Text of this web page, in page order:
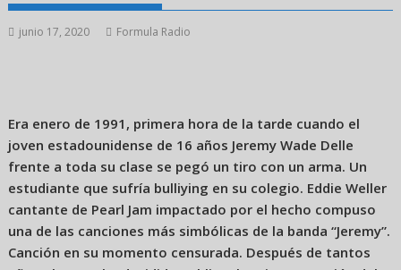
junio 17, 2020 Formula Radio
Era enero de 1991, primera hora de la tarde cuando el
joven estadounidense de 16 años Jeremy Wade Delle
frente a toda su clase se pegó un tiro con un arma. Un
estudiante que sufría bulliying en su colegio. Eddie Weller
cantante de Pearl Jam impactado por el hecho compuso
una de las canciones más simbólicas de la banda “Jeremy”.
Canción en su momento censurada. Después de tantos